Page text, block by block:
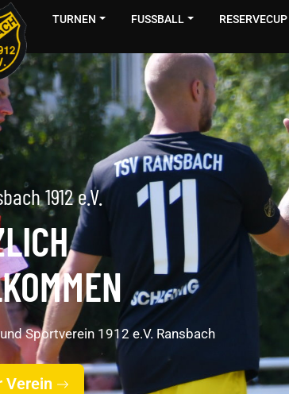
TURNEN FUSSBALL RESERVECUP
1912 e.V.
Sportverein 1912 e.V. Ransbach
Verein